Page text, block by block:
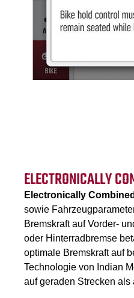
ELECTRONICALLY
Electronically
sowie
Bremskraft auf Vorder-
oder Hinterradbremse
optimale Bremskraft auf
Technologie von Indian
auf geraden Strecken